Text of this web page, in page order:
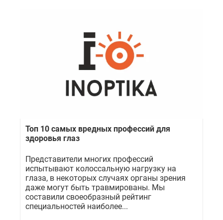
Топ 10 самых вредных профессий для
здоровья глаз
Представители многих профессий
испытывают колоссальную нагрузку на
глаза, в некоторых случаях органы зрения
даже могут быть травмированы. Мы
составили своеобразный рейтинг
специальностей наиболее...